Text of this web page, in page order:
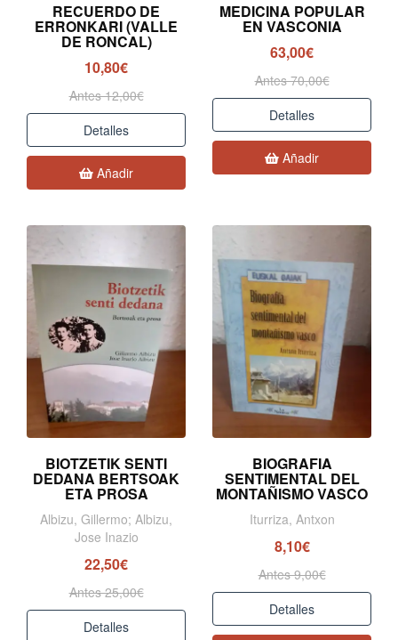
RECUERDO DE
ERRONKARI (VALLE
DE RONCAL)
10,80€
Antes 12,00€
Detalles
Añadir
MEDICINA POPULAR
EN VASCONIA
63,00€
Antes 70,00€
Detalles
Añadir
BIOTZETIK SENTI
DEDANA BERTSOAK
ETA PROSA
Albizu, Gillermo; Albizu,
Jose Inazio
22,50€
Antes 25,00€
Detalles
BIOGRAFIA
SENTIMENTAL DEL
MONTAÑISMO VASCO
Iturriza, Antxon
8,10€
Antes 9,00€
Detalles